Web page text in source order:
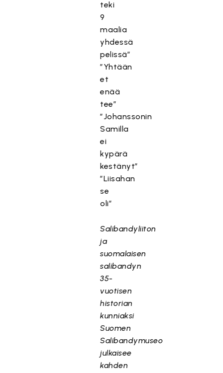
teki
9
maalia
yhdessä
pelissä”
”Yhtään
et
enää
tee”
”Johanssonin
Samilla
ei
kypärä
kestänyt”
”Liisahan
se
oli”
Salibandyliiton
ja
suomalaisen
salibandyn
35-
vuotisen
historian
kunniaksi
Suomen
Salibandymuseo
julkaisee
kahden